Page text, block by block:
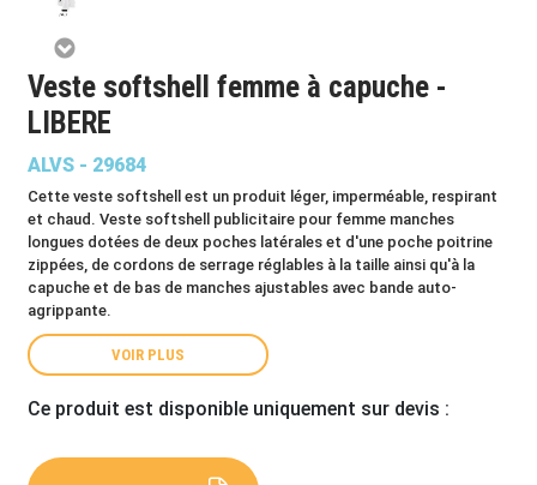
Veste softshell femme à capuche -
LIBERE
ALVS - 29684
Cette veste softshell est un produit léger, imperméable, respirant
et chaud. Veste softshell publicitaire pour femme manches
longues dotées de deux poches latérales et d'une poche poitrine
zippées, de cordons de serrage réglables à la taille ainsi qu'à la
capuche et de bas de manches ajustables avec bande auto-
agrippante.
VOIR PLUS
Ce produit est disponible uniquement sur devis :